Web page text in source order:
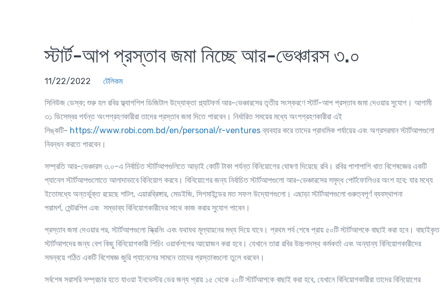
স্টার্ট-আপ প্রস্তাব জমা নিচ্ছে আর-ভেঞ্চারস ৩.০
11/22/2022 টেলিকম
সিনিউজ ডেস্ক: শুরু হল রবির ফ্ল্যাগশিপ ডিজিটাল উদ্যোক্তা প্ল্যাটফর্ম আর-ভেঞ্চারসের তৃতীয় সংস্করণে স্টার্ট-আপ প্রস্তাব জমা দেওয়ার সুযোগ । আগামী
৩১ ডিসেম্বর পর্যন্ত অংশগ্রহণকারীরা তাদের প্রস্তাব জমা দিতে পারবেন । নির্ধারিত সময়ের মধ্যে অংশগ্রহণকারীরা এই
লিঙ্কটি- https://www.robi.com.bd/en/personal/r-ventures ব্যবহার করে তাদের প্রাথমিক পর্যায়ের এবং অগ্রসরমান স্টার্টআপগুলো
নিবন্ধন করতে পারবেন ।
সম্প্রতি আর-ভেঞ্চারস ৩.০-এ নির্বাচিত স্টার্টআপগুলিতে আড়াই কোটি টাকা পর্যন্ত বিনিয়োগের ঘোষণা দিয়েছে রবি। রবির পাশাপাশি খাত বিশেষজ্ঞের একটি
প্যানেল স্টার্টআপগুলোতে আলাদাভাবে বিনিয়োগ করবে। বিনিয়োগের জন্য নির্বাচিত স্টার্টআপগুলো আর-ভেঞ্চারসের সমৃদ্ধ পোর্টফোলিওর অংশ হবে; যার মধ্যে
ইতোমধ্যে অন্তর্ভুক্ত রয়েছে শাটল, এয়ারব্রিঙ্গার, মেডইজি, সিগমাইন্ডের মত সফল উদ্যোগগুলো । এছাড়া স্টার্টআপগুলো গুরুত্বপূর্ণ ব্যবস্থাপনা
পরামর্শ, মেন্টরশিপ এবং সম্ভাব্য বিনিয়োগকারীদের সাথে কাজ করার সুযোগ পাবেন ।
প্রস্তাব জমা দেওয়ার পর,স্টার্টআপগুলো স্ক্রিনিং এবং যথাযথ মূল্যায়নের মধ্য দিয়ে যাবে। প্রথম পর্ব শেষে প্রায় ৫০টি স্টার্টআপকে বাছাই করা হবে। বাছাইকৃত
স্টার্টআপদের জন্য বেশ কিছু বিনিয়োগকারী পিচিং ওয়ার্কশপের আয়োজন করা হবে। যেখানে তারা রবির উচ্চপদস্থ কর্মকর্তা এবং অন্যান্য বিনিয়োগকারীদের
সমন্বয়ে গঠিত একটি বিশেষজ্ঞ জুরি প্যানেলের সামনে তাদের প্রস্তাবগুলো তুলে ধরবেন ।
সর্বশেষ সরাসরি সম্প্রচার হতে যাওয়া ইনভেস্টর ডের জন্য প্রায় ১৫ থেকে ২০টি স্টার্টআপকে বাছাই করা হবে, যেখানে বিনিয়োগকারীরা তাদের বিনিয়োগের